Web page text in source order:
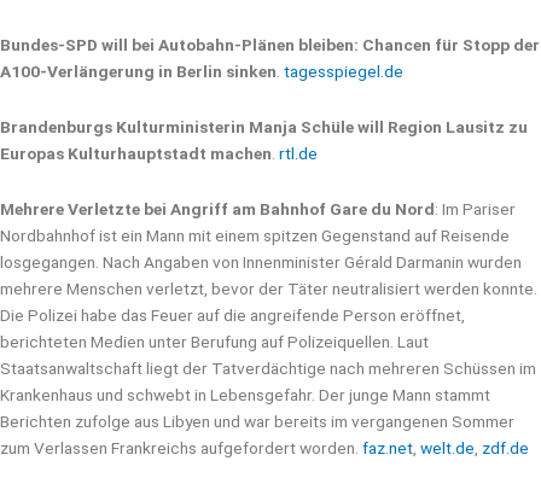
Bundes-SPD will bei Autobahn-Plänen bleiben: Chancen für Stopp der
A100-Verlängerung in Berlin sinken tagesspiegel.de
Brandenburgs Kulturministerin Manja Schüle will Region Lausitz zu
Europas Kulturhauptstadt machen rtl.de
Mehrere Verletzte bei Angriff am Bahnhof Gare du Nord: Im Pariser
Nordbahnhof ist ein Mann mit einem spitzen Gegenstand auf Reisende
losgegangen. Nach Angaben von Innenminister Gérald Darmanin wurden
mehrere Menschen verletzt, bevor der Täter neutralisiert werden konnte.
Die Polizei habe das Feuer auf die angreifende Person eröffnet,
berichteten Medien unter Berufung auf Polizeiquellen. Laut
Staatsanwaltschaft liegt der Tatverdächtige nach mehreren Schüssen im
Krankenhaus und schwebt in Lebensgefahr. Der junge Mann stammt
Berichten zufolge aus Libyen und war bereits im vergangenen Sommer
zum Verlassen Frankreichs aufgefordert worden. faz.net welt.de zdf.de